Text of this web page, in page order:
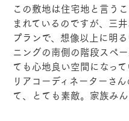
この敷地は住宅地と言う
まれているのですが、三
プランで、想像以上に明
ニングの南側の階段スペ
ても心地良い空間になっ
リアコーディネーターさ
て、とても素敵。家族み